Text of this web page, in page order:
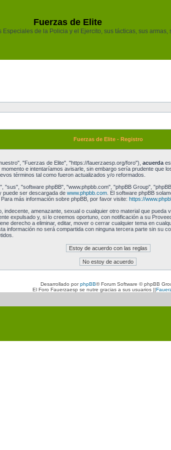
Fuerzas de Elite
de la Policia y el Ejercito, sus tácticas, sus armas,
Fuerzas de Elite - Registro
"Fuerzas de Elite", "https://fauerzaesp.org/foro"), acuerda
e intentaríamos avisarle, sin embargo sería prudente que
términos tal como fueron actualizados y/o reformados.
"software phpBB", "www.phpbb.com", "phpBB Group",
puede ser descargada de www.phpbb.com. El software phpBB
más información sobre phpBB, por favor visite: https://
amenazante, sexual o cualquier otro material que
expulsado y, si lo creemos oportuno, con notificación a su
derecho a eliminar, editar, mover o cerrar cualquier tema en
información no será compartida con ninguna tercera parte sin su
Desarrollado porphpBB® Forum Software © phpBB
El Foro Fauerzaesp se nutre gracias a sus usuarios ||